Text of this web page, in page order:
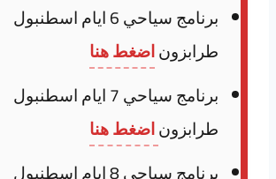
برنامج سياحي 6 ايام اسطنبول
طرابزوناضغط هنا
برنامج سياحي 7 ايام اسطنبول
طرابزوناضغط هنا
برنامج سياحي 8 ايام اسطنبول